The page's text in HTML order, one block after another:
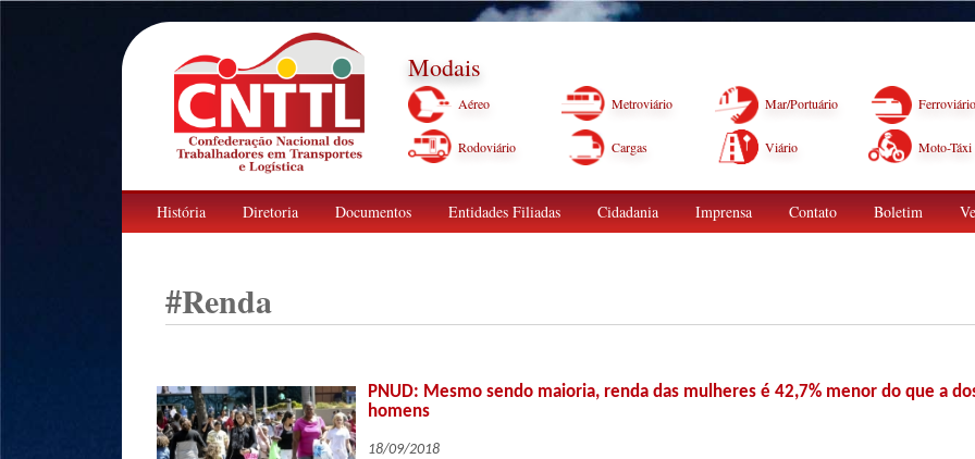
Modais
Aéreo Metroviário Mar/Portuário Ferroviário
Rodoviário Cargas Viário Moto-Táxi
História Diretoria Documentos Entidades Filiadas Cidadania Imprensa Contato Boletim
#Renda
PNUD: Mesmo sendo maioria, renda das mulheres é 42,7% menor do que a
homens
18/09/2018